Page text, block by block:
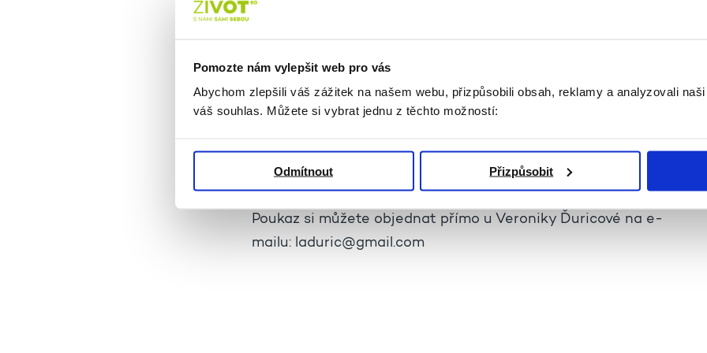
Pomozte nám vylepšit web pro vás
Abychom zlepšili váš zážitek na našem webu, přizpůsobili obsah, reklamy a analyzovali
váš souhlas. Můžete si vybrat jednu z těchto možností:
Odmítnout Přizpůsobit
Kurz Vás provede základy klasické výroby šperku. Umožní Vám
jednoduchý prsten pod vedením slovenské designerky a šperkařky.
Poukaz si můžete objednat přímo u Veroniky Ďuricové na e-
mailu: laduric@gmail.com